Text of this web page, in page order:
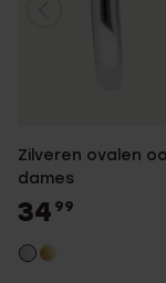
Zilveren ovalen
dames
34 99